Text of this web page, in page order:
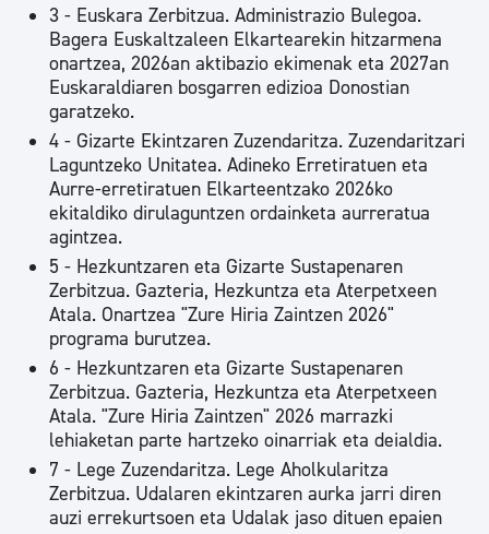
3 - Euskara Zerbitzua. Administrazio Bulegoa.
Bagera Euskaltzaleen Elkartearekin hitzarmena
onartzea, 2026an aktibazio ekimenak eta 2027an
Euskaraldiaren bosgarren edizioa Donostian
garatzeko.
4 - Gizarte Ekintzaren Zuzendaritza. Zuzendaritzari
Laguntzeko Unitatea. Adineko Erretiratuen eta
Aurre-erretiratuen Elkarteentzako 2026ko
ekitaldiko dirulaguntzen ordainketa aurreratua
agintzea.
5 - Hezkuntzaren eta Gizarte Sustapenaren
Zerbitzua. Gazteria, Hezkuntza eta Aterpetxeen
Atala. Onartzea "Zure Hiria Zaintzen 2026"
programa burutzea.
6 - Hezkuntzaren eta Gizarte Sustapenaren
Zerbitzua. Gazteria, Hezkuntza eta Aterpetxeen
Atala. "Zure Hiria Zaintzen" 2026 marrazki
lehiaketan parte hartzeko oinarriak eta deialdia.
7 - Lege Zuzendaritza. Lege Aholkularitza
Zerbitzua. Udalaren ekintzaren aurka jarri diren
auzi errekurtsoen eta Udalak jaso dituen epaien